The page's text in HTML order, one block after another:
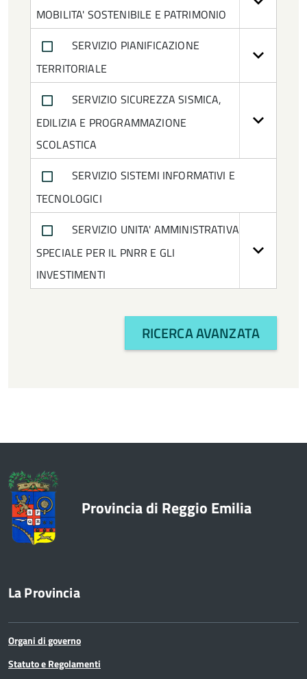
MOBILITA' SOSTENIBILE E PATRIMONIO
SERVIZIO PIANIFICAZIONE
TERRITORIALE
SERVIZIO SICUREZZA SISMICA,
EDILIZIA E PROGRAMMAZIONE
SCOLASTICA
SERVIZIO SISTEMI INFORMATIVI E
TECNOLOGICI
SERVIZIO UNITA' AMMINISTRATIVA
SPECIALE PER IL PNRR E GLI
INVESTIMENTI
RICERCA AVANZATA
Provincia di Reggio Emilia
La Provincia
Organi di governo
Statuto e Regolamenti